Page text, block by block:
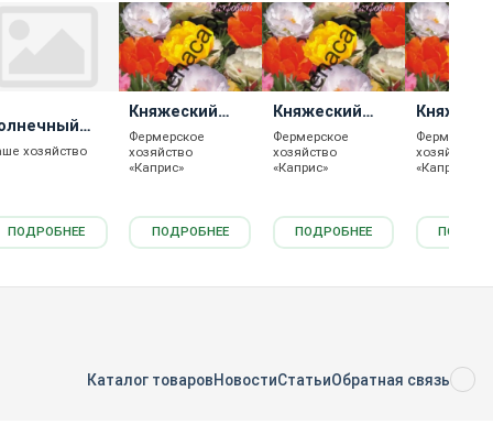
хозяйство
ПОДРОБНЕЕ
Княжеский
Коврик Алый
Фермерское
хозяйство
«Каприс»
ПОДРОБНЕЕ
Княжеский
Коврик Белый
Фермерское
хозяйство
«Каприс»
ПОДРОБНЕЕ
Коврик
Фермерское
хозяйство
«Каприс»
Каталог товаровНовостиСтатьиОбратная связь RSS